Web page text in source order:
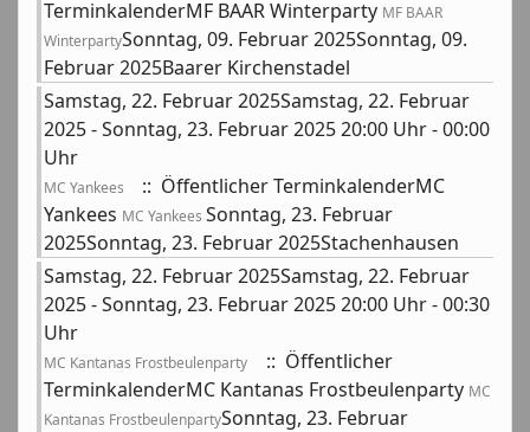
TerminkalenderMF BAAR Winterparty MF BAAR
WinterpartySonntag, 09. Februar 2025Sonntag, 09.
Februar 2025Baarer Kirchenstadel
Samstag, 22. Februar 2025Samstag, 22. Februar
2025 - Sonntag, 23. Februar 2025 20:00 Uhr - 00:00
Uhr
MC Yankees
:: Öffentlicher TerminkalenderMC
Yankees MC Yankees Sonntag, 23. Februar
2025Sonntag, 23. Februar 2025Stachenhausen
Samstag, 22. Februar 2025Samstag, 22. Februar
2025 - Sonntag, 23. Februar 2025 20:00 Uhr - 00:30
Uhr
MC Kantanas Frostbeulenparty
:: Öffentlicher
TerminkalenderMC Kantanas Frostbeulenparty MC
Kantanas FrostbeulenpartySonntag, 23. Februar